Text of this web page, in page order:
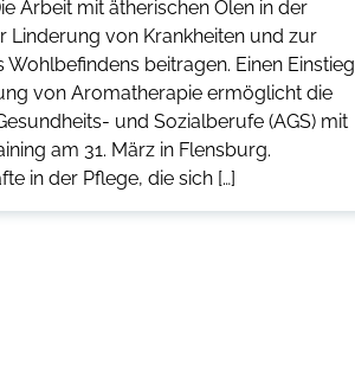
Arbeit mit ätherischen Ölen in der
Linderung von Krankheiten und zur
Wohlbefindens beitragen. Einen Einstieg
von Aromatherapie ermöglicht die
und Sozialberufe (AGS) mit
am 31. März in Flensburg.
in der Pflege, die sich […]